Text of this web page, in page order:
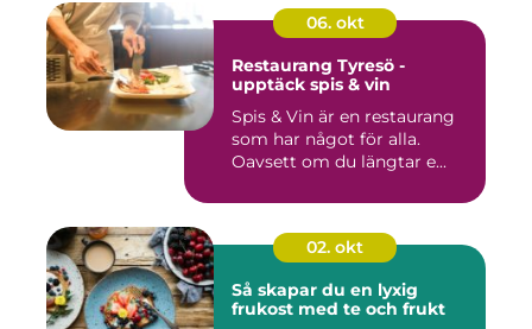
06. okt
Restaurang Tyresö -
upptäck spis & vin
Spis & Vin är en restaurang
som har något för alla.
Oavsett om du längtar e...
02. okt
Så skapar du en lyxig
frukost med te och frukt